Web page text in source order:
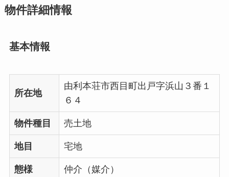
物件詳細情報
基本情報
所在地
由利本荘市西目町出戸字浜山３番１
６４
物件種目 売土地
地目 宅地
態様 仲介（媒介）